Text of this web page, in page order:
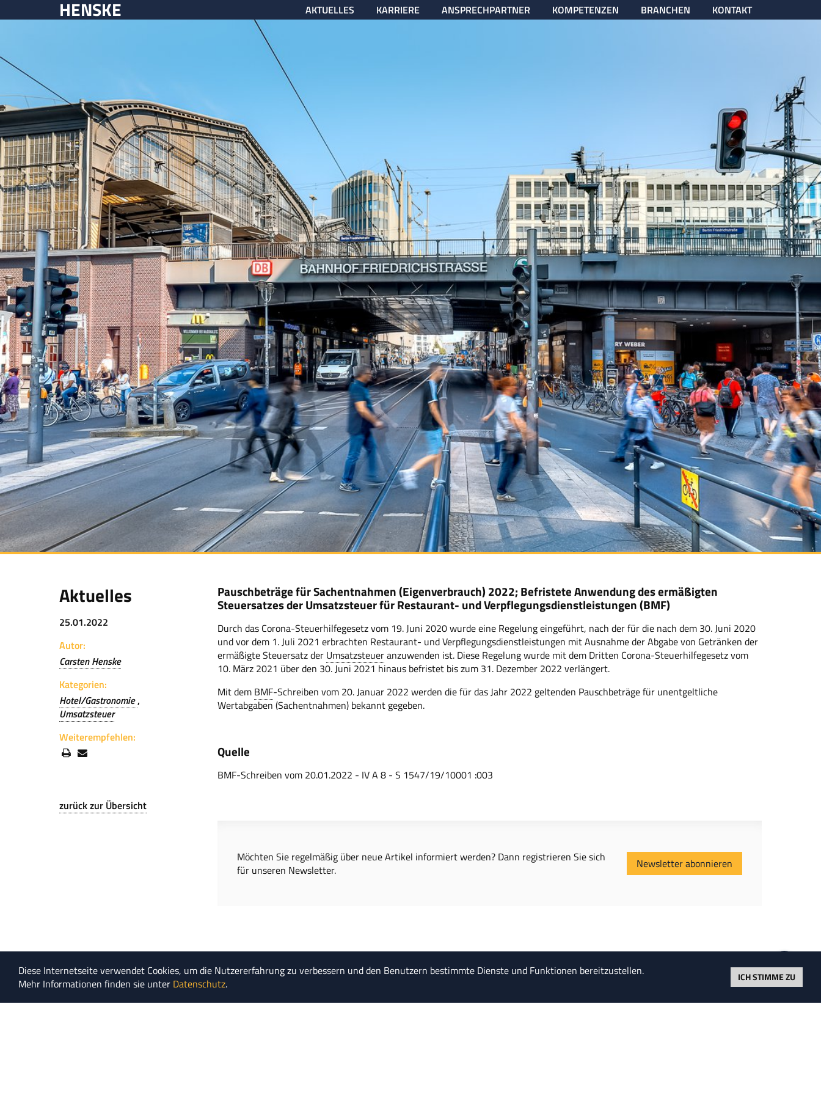
HENSKE AKTUELLES KARRIERE ANSPRECHPARTNER KOMPETENZEN BRANCHEN KONTAKT
Aktuelles
25.01.2022
Autor:
Carsten Henske
Kategorien:
Hotel/Gastronomie
Umsatzsteuer
Weiterempfehlen:
zurück zur Übersicht
Pauschbeträge für Sachentnahmen (Eigenverbrauch) 2022; Befristete Anwendung des ermäßigten
Steuersatzes der Umsatzsteuer für Restaurant- und Verpflegungsdienstleistungen (BMF)
Durch das Corona-Steuerhilfegesetz vom 19. Juni 2020 wurde eine Regelung eingeführt, nach der für die nach dem 30. Juni 2020
und vor dem 1. Juli 2021 erbrachten Restaurant- und Verpflegungsdienstleistungen mit Ausnahme der Abgabe von Getränken der
ermäßigte Steuersatz der Umsatzsteueranzuwenden ist. Diese Regelung wurde mit dem Dritten Corona-Steuerhilfegesetz vom
10. März 2021 über den 30. Juni 2021 hinaus befristet bis zum 31. Dezember 2022 verlängert.
Mit dem BMF-Schreiben vom 20. Januar 2022 werden die für das Jahr 2022 geltenden Pauschbeträge für unentgeltliche
Wertabgaben (Sachentnahmen) bekannt gegeben.
Quelle
BMF-Schreiben vom 20.01.2022 - IV A 8 - S 1547/19/10001 :003
Möchten Sie regelmäßig über neue Artikel informiert werden? Dann registrieren Sie sich
für unseren Newsletter.
Newsletter abonnieren
Diese Internetseite verwendet Cookies, um die Nutzererfahrung zu verbessern und den Benutzern bestimmte Dienste und Funktionen bereitzustellen.
Mehr Informationen finden sie unter Datenschutz. ICH STIMME ZU